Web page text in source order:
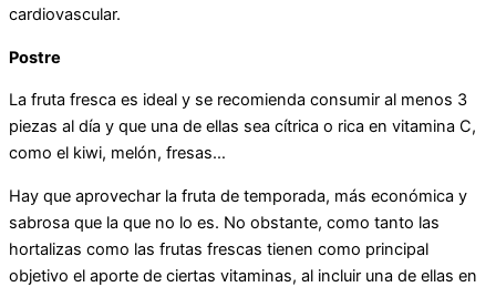
cardiovascular.
Postre
La fruta fresca es ideal y se recomienda consumir al menos 3
piezas al día y que una de ellas sea cítrica o rica en vitamina C,
como el kiwi, melón, fresas…
Hay que aprovechar la fruta de temporada, más económica y
sabrosa que la que no lo es. No obstante, como tanto las
hortalizas como las frutas frescas tienen como principal
objetivo el aporte de ciertas vitaminas, al incluir una de ellas en